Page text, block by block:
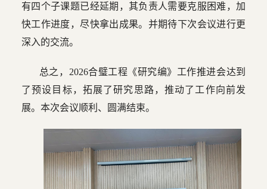
有四个子课题已经延期，其负责人需要克服困难，加
快工作进度，尽快拿出成果。并期待下次会议进行更
深入的交流。
总之，2026合璧工程《研究编》工作推进会达到
了预设目标，拓展了研究思路，推动了工作向前发
展。本次会议顺利、圆满结束。